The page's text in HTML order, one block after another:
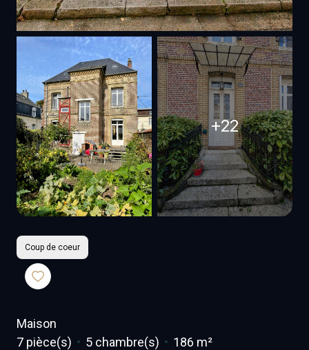
+22
Coup de coeur
Maison
7 pièce(s)
5 chambre(s) 186 m²